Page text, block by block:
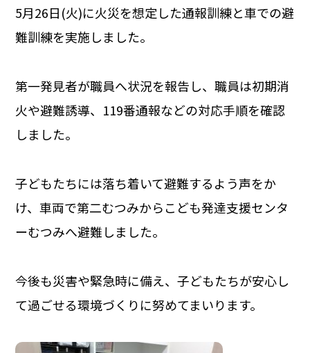
5月26日(火)に火災を想定した通報訓練と車での避
難訓練を実施しました。
第一発見者が職員へ状況を報告し、職員は初期消
火や避難誘導、119番通報などの対応手順を確認
しました。
子どもたちには落ち着いて避難するよう声をか
け、車両で第二むつみからこども発達支援センタ
ーむつみへ避難しました。
今後も災害や緊急時に備え、子どもたちが安心し
て過ごせる環境づくりに努めてまいります。